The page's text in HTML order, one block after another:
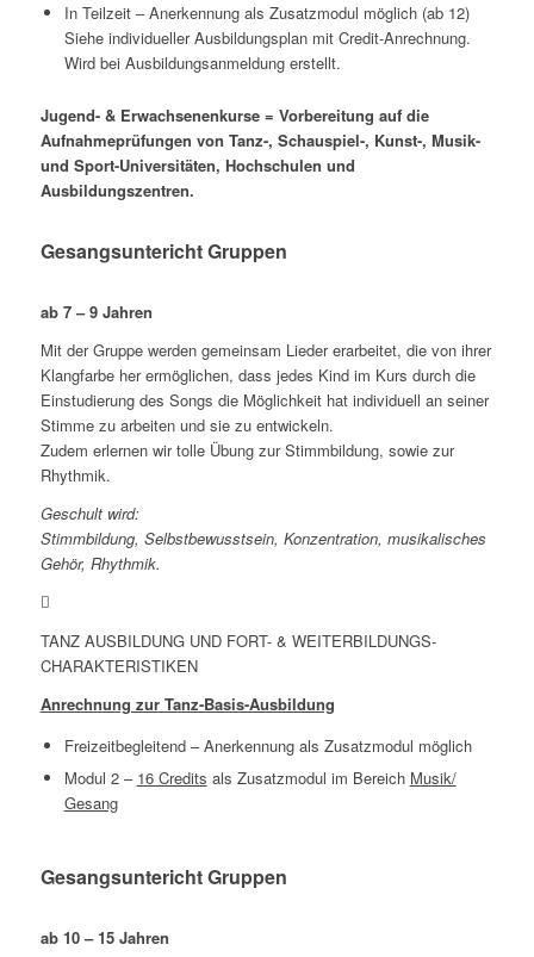
In Teilzeit – Anerkennung als Zusatzmodul möglich (ab 12)
Siehe individueller Ausbildungsplan mit Credit-Anrechnung.
Wird bei Ausbildungsanmeldung erstellt.
Jugend- & Erwachsenenkurse = Vorbereitung auf die
Aufnahmeprüfungen von Tanz-, Schauspiel-, Kunst-, Musik-
und Sport-Universitäten, Hochschulen und
Ausbildungszentren.
Gesangsuntericht Gruppen
ab 7 – 9 Jahren
Mit der Gruppe werden gemeinsam Lieder erarbeitet, die von ihrer
Klangfarbe her ermöglichen, dass jedes Kind im Kurs durch die
Einstudierung des Songs die Möglichkeit hat individuell an seiner
Stimme zu arbeiten und sie zu entwickeln.
Zudem erlernen wir tolle Übung zur Stimmbildung, sowie zur
Rhythmik.
Geschult wird:
Stimmbildung, Selbstbewusstsein, Konzentration, musikalisches
Gehör, Rhythmik.
TANZ AUSBILDUNG UND FORT- & WEITERBILDUNGS-
CHARAKTERISTIKEN
Anrechnung zur Tanz-Basis-Ausbildung
Freizeitbegleitend – Anerkennung als Zusatzmodul möglich
Modul 2 – 16 Credits als Zusatzmodul im Bereich Musik/
Gesang
Gesangsuntericht Gruppen
ab 10 – 15 Jahren